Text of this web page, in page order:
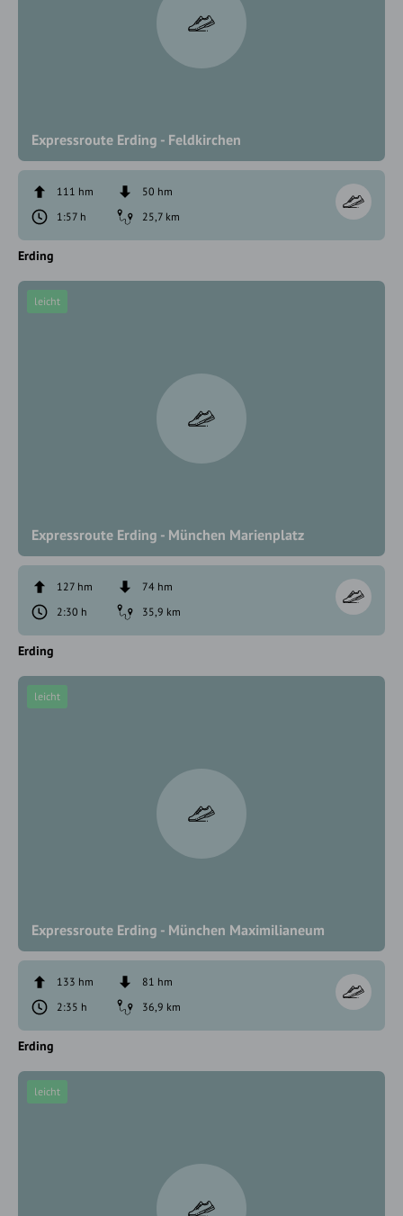
Expressroute Erding - Feldkirchen
111 hm
50 hm
1:57 h
25,7 km
Erding
Expressroute Erding - München Marienplatz
leicht
127 hm
74 hm
2:30 h
35,9 km
Erding
Expressroute Erding - München Maximilianeum
leicht
133 hm
81 hm
2:35 h
36,9 km
Erding
leicht